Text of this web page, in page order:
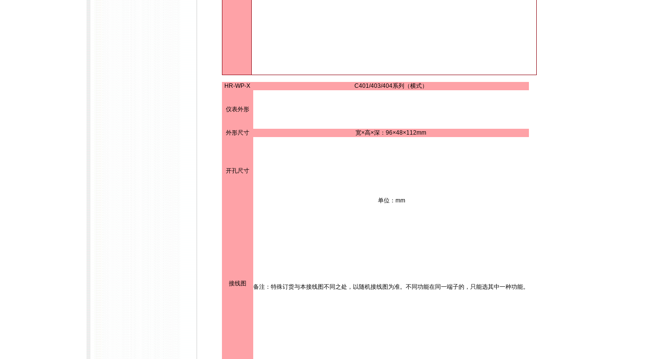
HR-WP-X C401/403/404系列（横式）
仪表外形
外形尺寸 宽×高×深：96×48×112mm
开孔尺寸
单位：mm
接线图 备注：特殊订货与本接线图不同之处，以随机接线图为准。不同功能在同一端子的，只能选其中一种功能。